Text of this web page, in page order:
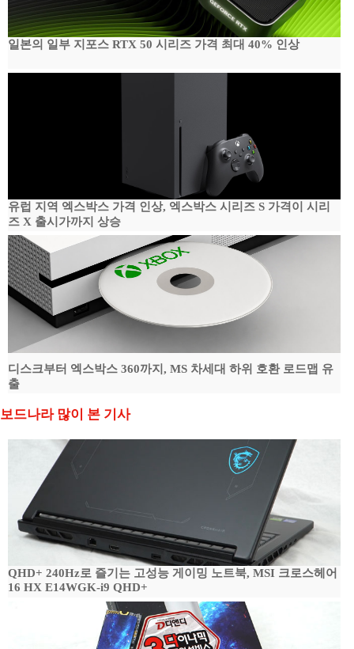
일본의 일부 지포스 RTX 50 시리즈 가격 최대 40% 인상
유럽 지역 엑스박스 가격 인상, 엑스박스 시리즈 S 가격이 시리
즈 X 출시가까지 상승
디스크부터 엑스박스 360까지, MS 차세대 하위 호환 로드맵 유
출
보드나라 많이 본 기사
QHD+ 240Hz로 즐기는 고성능 게이밍 노트북, MSI 크로스헤어
16 HX E14WGK-i9 QHD+